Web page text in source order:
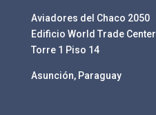
Aviadores del Chaco 2050
Edificio World Trade Center
Torre 1 Piso 14
Asunción, Paraguay